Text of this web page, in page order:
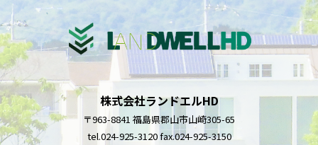
株式会社ランドエルHD
〒963-8841 福島県郡山市山崎305-65
tel.024-925-3120 fax.024-925-3150